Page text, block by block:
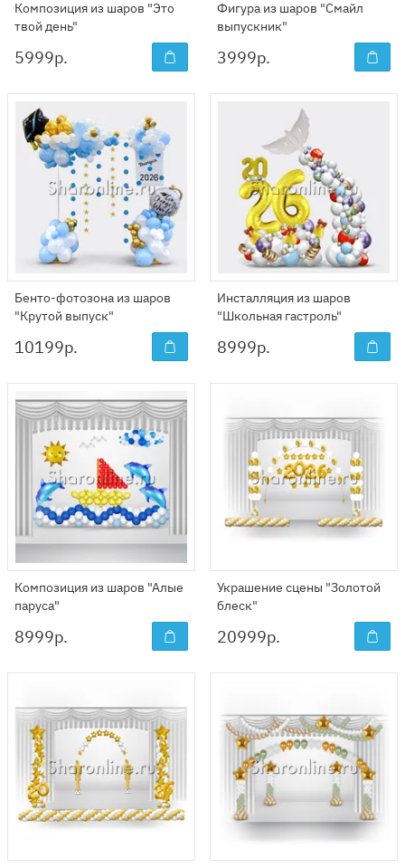
Композиция из шаров "Это
твой день"
5999р.
Фигура из шаров "Смайл
выпускник"
3999р.
Бенто-фотозона из шаров
"Крутой выпуск"
10199р.
Инсталляция из шаров
"Школьная гастроль"
8999р.
Композиция из шаров "Алые
паруса"
8999р.
Украшение сцены "Золотой
блеск"
20999р.